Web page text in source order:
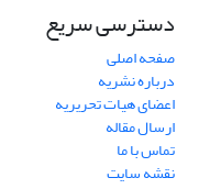
دسترسی سریع
صفحه اصلی
درباره نشریه
اعضای هیات تحریریه
ارسال مقاله
تماس با ما
نقشه سایت